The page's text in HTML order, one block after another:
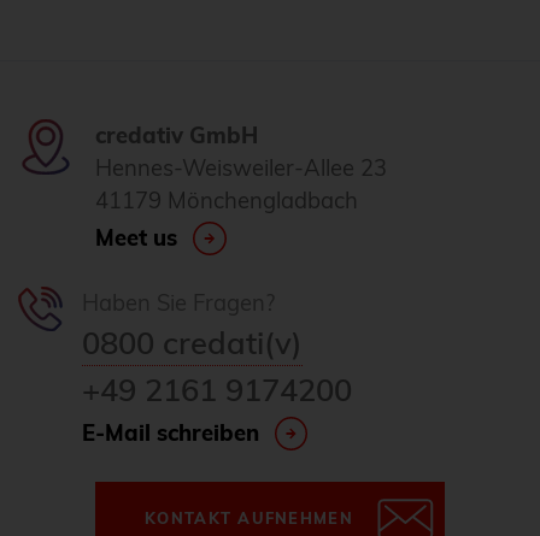
credativ GmbH
Hennes-Weisweiler-Allee 23
41179 Mönchengladbach
Meet us
0800 credati(v)
+49 2161 9174200
E-Mail schreiben
KONTAKT AUFNEHMEN